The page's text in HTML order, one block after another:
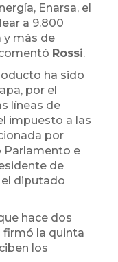
Enarsa, el
a 9.800
y más de
Rossi.
ha sido
por el
líneas de
impuesto a las
por
Parlamento e
de
diputado
hace dos
firmó la quinta
los